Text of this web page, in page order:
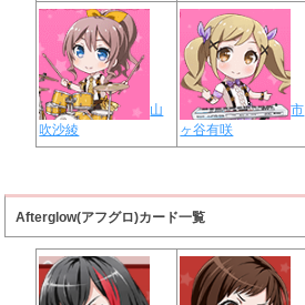
山
吹沙綾
市
ヶ谷有咲
Afterglow(アフグロ)カード一覧